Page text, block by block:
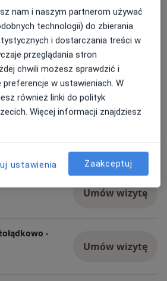
Umów wizytę
dolnych - 1
Umów wizytę
Umów wizytę
-
Umów wizytę
nam i naszym partnerom używać
technologii) do zbierania
i dostarczania treści w
przeglądania stron
chwili możesz sprawdzić i
w ustawieniach. W
również linki do polityk
Więcej informacji znajdziesz
ustawienia Zaakceptuj